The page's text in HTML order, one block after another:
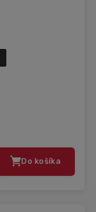
Do košíka